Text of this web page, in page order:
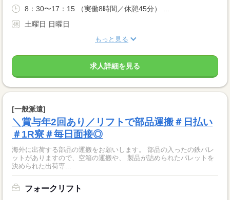
8：30〜17：15 （実働8時間／休憩45分） ...
土曜日 日曜日
もっと見る
求人詳細を見る
[一般派遣]
＼賞与年2回あり／リフトで部品運搬＃日払い
＃1R寮＃毎日面接◎
海外に出荷する部品の運搬をお願いします。 部品の入ったの鉄パレ
ットがありますので、空箱の運搬や、 製品が詰められたパレットを
決められた出荷専...
フォークリフト